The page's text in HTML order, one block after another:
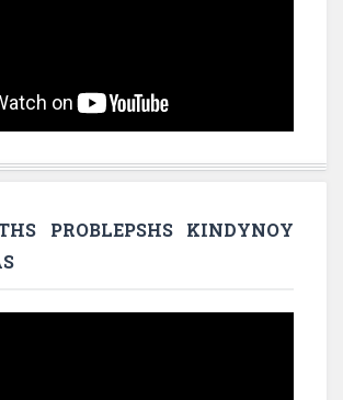
PROBLEPSHS KINDYNOY